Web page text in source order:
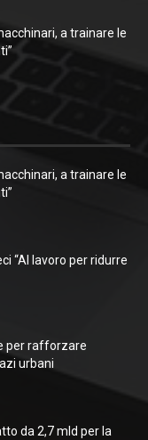
a trainare le
a trainare le
“Al lavoro per ridurre
per rafforzare
urbani
da 2,7 mld per la